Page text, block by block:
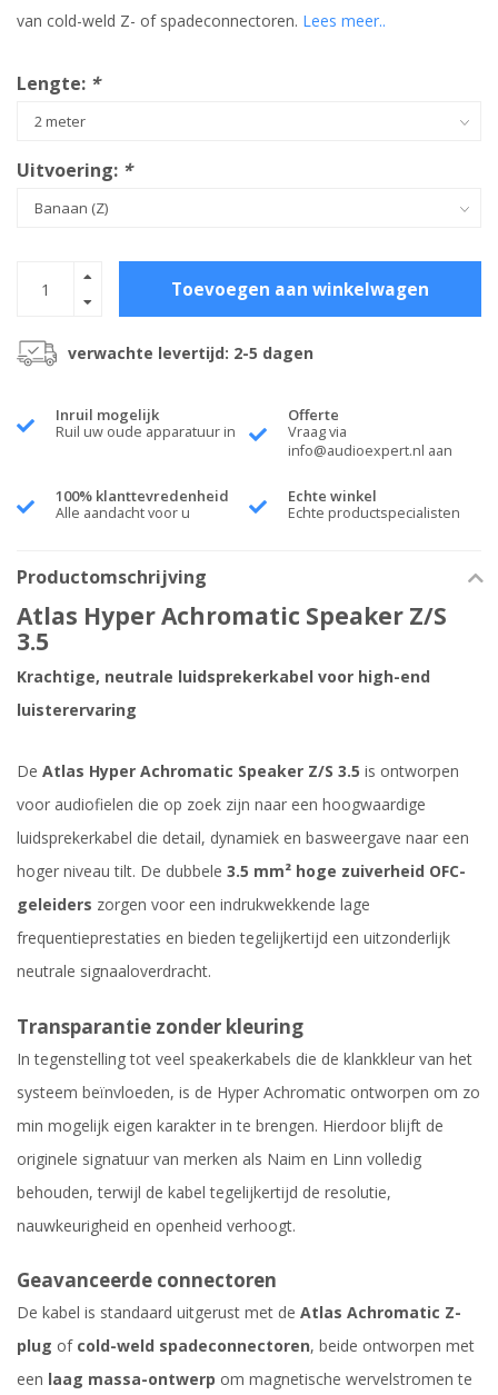
van cold-weld Z- of spadeconnectoren. Lees meer..
Lengte: *
Uitvoering: *
Toevoegen aan winkelwagen
verwachte levertijd: 2-5 dagen
Inruil mogelijk
Ruil uw oude apparatuur in
Offerte
Vraag via
info@audioexpert.nl aan
100% klanttevredenheid
Alle aandacht voor u
Echte winkel
Echte productspecialisten
Productomschrijving
Atlas Hyper Achromatic Speaker Z/S
3.5
Krachtige, neutrale luidsprekerkabel voor high-end
luisterervaring
De Atlas Hyper Achromatic Speaker Z/S 3.5 is ontworpen
voor audiofielen die op zoek zijn naar een hoogwaardige
luidsprekerkabel die detail, dynamiek en basweergave naar een
hoger niveau tilt. De dubbele 3.5 mm² hoge zuiverheid OFC-
geleiders zorgen voor een indrukwekkende lage
frequentieprestaties en bieden tegelijkertijd een uitzonderlijk
neutrale signaaloverdracht.
Transparantie zonder kleuring
In tegenstelling tot veel speakerkabels die de klankkleur van het
systeem beïnvloeden, is de Hyper Achromatic ontworpen om zo
min mogelijk eigen karakter in te brengen. Hierdoor blijft de
originele signatuur van merken als Naim en Linn volledig
behouden, terwijl de kabel tegelijkertijd de resolutie,
nauwkeurigheid en openheid verhoogt.
Geavanceerde connectoren
De kabel is standaard uitgerust met de Atlas Achromatic Z-
plug of cold-weld spadeconnectoren, beide ontworpen met
een laag massa-ontwerp om magnetische wervelstromen te